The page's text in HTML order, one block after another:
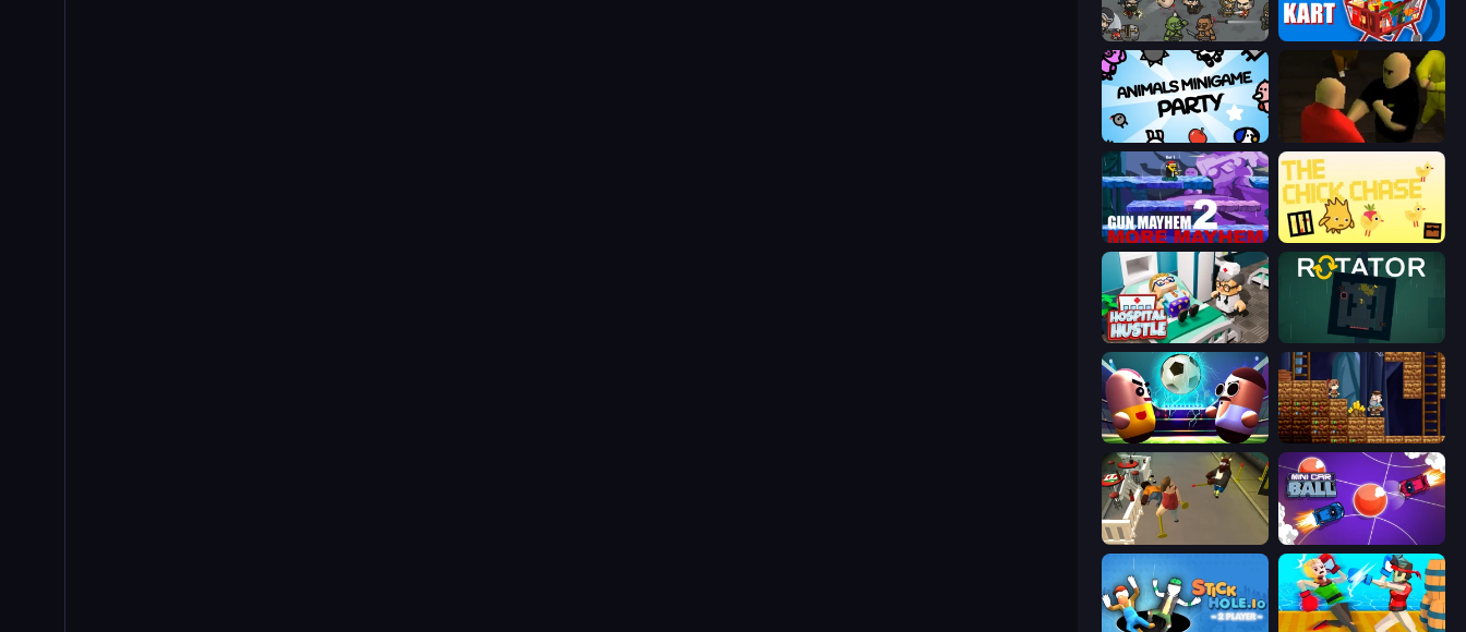
MiniBattles Grocery Kart
Animals Minigame Party
Gun Mayhem 2 The Chick Chase
Hospital Hustle Rotator
Pill Soccer Miners' Adventure
Mini Car Ball